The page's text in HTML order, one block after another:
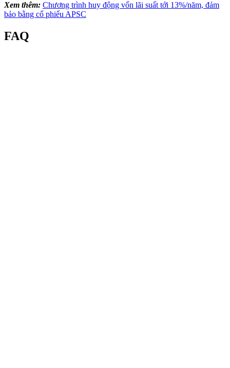
Xem thêm: Chương trình huy động vốn lãi suất tới 13%/năm, đảm
bảo bằng cổ phiếu APSC
FAQ